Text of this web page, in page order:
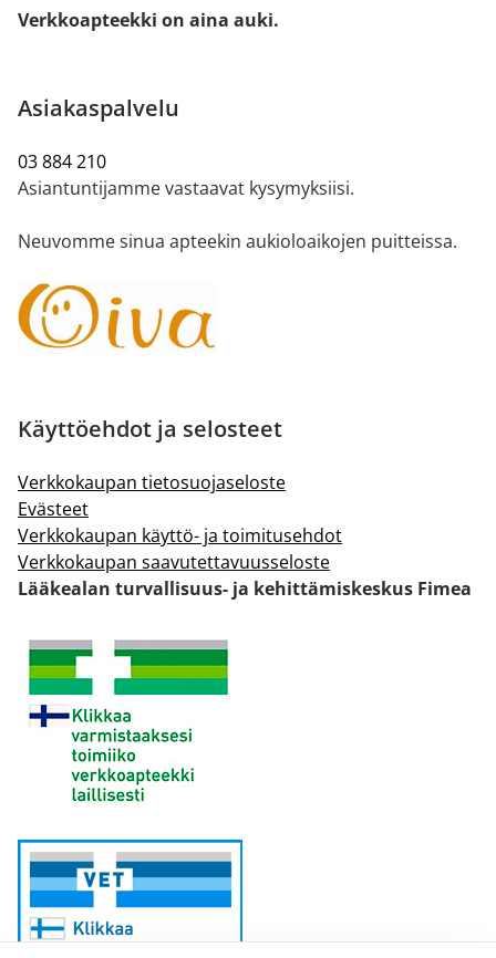
Verkkoapteekki on aina auki.
Asiakaspalvelu
03 884 210
Asiantuntijamme vastaavat kysymyksiisi.
Neuvomme sinua apteekin aukioloaikojen puitteissa.
Käyttöehdot ja selosteet
Verkkokaupan tietosuojaseloste
Evästeet
Verkkokaupan käyttö- ja toimitusehdot
Verkkokaupan saavutettavuusseloste
Lääkealan turvallisuus- ja kehittämiskeskus Fimea